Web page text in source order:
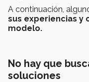
A continuación,
sus experiencias y
modelo.
No hay que
soluciones